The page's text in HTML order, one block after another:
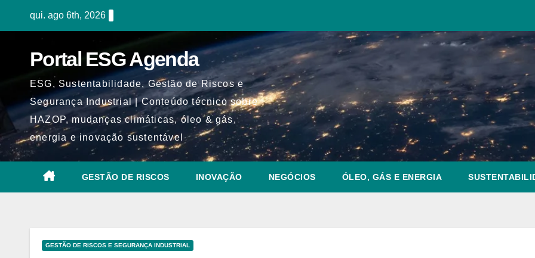
qui. ago 6th, 2026
Portal ESG Agenda
ESG, Sustentabilidade, Gestão de Riscos e
Segurança Industrial | Conteúdo técnico sobre
HAZOP, mudanças climáticas, óleo & gás,
energia e inovação sustentável
GESTÃO DE RISCOS INOVAÇÃO NEGÓCIOS ÓLEO, GÁS E ENERGIA
GESTÃO DE RISCOS E SEGURANÇA INDUSTRIAL